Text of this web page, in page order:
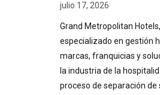
julio 17, 2026
Grand Metropolitan
especializado en gestión
marcas, franquicias y
la industria de la
proceso de separación